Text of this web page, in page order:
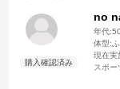
no
年代:
体型:
現在実
スポー